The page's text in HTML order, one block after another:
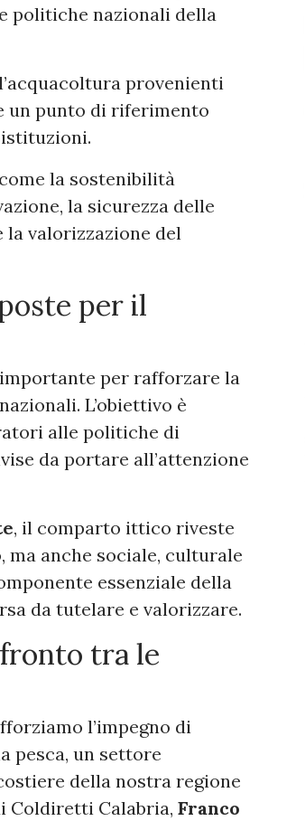
politiche nazionali della
provenienti
un punto di riferimento
la sostenibilità
la sicurezza delle
valorizzazione del
per il
per rafforzare la
L’obiettivo è
alle politiche di
da portare all’attenzione
, il comparto ittico riveste
anche sociale, culturale
essenziale della
da tutelare e valorizzare.
tra le
l’impegno di
pesca, un settore
della nostra regione
Coldiretti Calabria, Franco